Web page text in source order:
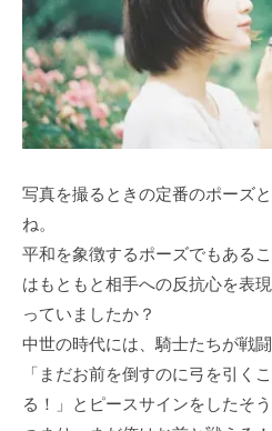
写真を撮るときの定番のポーズ
ね。
平和を象徴するポーズでもある
はもともと相手への反抗心を表
っていましたか？
中世の時代には、騎士たちが戦
「まだお前を倒すのに弓を引く
る！」とピースサインをしたそう